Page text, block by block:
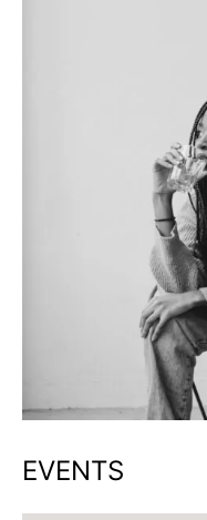
EVENTS